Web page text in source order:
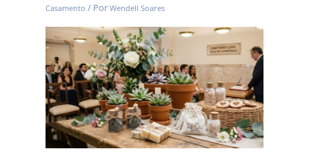
Casamento / Por Wendell Soares